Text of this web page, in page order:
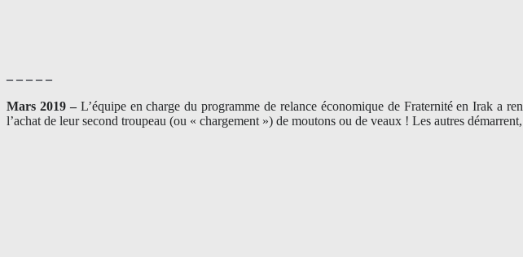
– – – – –
Mars 2019 – L’équipe en charge du programme de relance économique de Fraternité en Irak a
l’achat de leur second troupeau (ou « chargement ») de moutons ou de veaux ! Les autres